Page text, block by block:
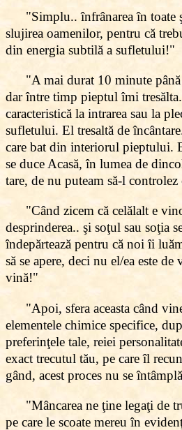
"Simplu.. înfrânarea în toate
slujirea oamenilor, pentru că
din energia subtilă a sufletului!"
"A mai durat 10 minute
dar între timp pieptul îmi tresălta.
caracteristică la intrarea sau la
sufletului. El tresaltă de
care bat din interiorul pieptului.
se duce Acasă, în lumea de
tare, de nu puteam să-l
"Când zicem că celălalt e
desprinderea.. şi soţul sau soţia
îndepărtează pentru că noi îi
să se apere, deci nu el/ea este
vină!"
"Apoi, sfera aceasta când
elementele chimice specifice,
preferinţele tale, reiei
exact trecutul tău, pe care îl
gând, acest proces nu se
"Mâncarea ne ţine legaţi de
pe care le scoate mereu în